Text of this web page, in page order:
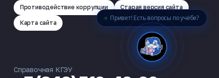
Привет! Есть вопросы по учёбе?
Противодействие коррупции Старая версия сайта
Карта сайта
Справочная КГЭУ